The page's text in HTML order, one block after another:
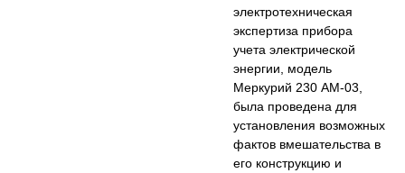
электротехническая
экспертиза прибора
учета электрической
энергии, модель
Меркурий 230 AM-03,
была проведена для
установления возможных
фактов вмешательства в
его конструкцию и